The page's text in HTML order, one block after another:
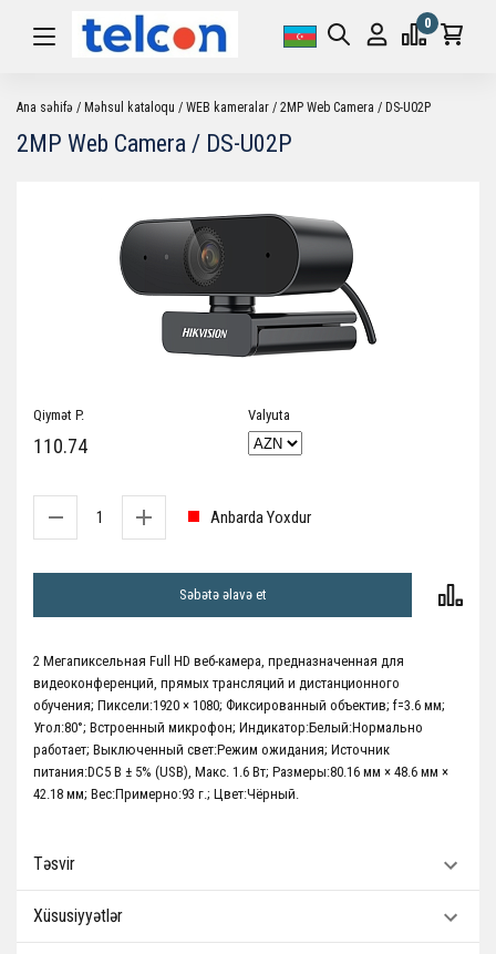
0
Ana səhifə Məhsul kataloqu WEB kameralar 2MP Web Camera / DS-U02P
2MP Web Camera / DS-U02P
Qiymət P.
110.74
Valyuta
Anbarda Yoxdur
Səbətə əlavə et
2 Мегапиксельная Full HD веб-камера, предназначенная для
видеоконференций, прямых трансляций и дистанционного
обучения; Пиксели:1920 × 1080; Фиксированный объектив; f=3.6 мм;
Угол:80°; Встроенный микрофон; Индикатор:Белый:Нормально
работает; Выключенный свет:Режим ожидания; Источник
питания:DC5 В ± 5% (USB), Макс. 1.6 Вт; Размеры:80.16 мм × 48.6 мм ×
42.18 мм; Вес:Примерно:93 г.; Цвет:Чёрный.
Təsvir
Xüsusiyyətlər